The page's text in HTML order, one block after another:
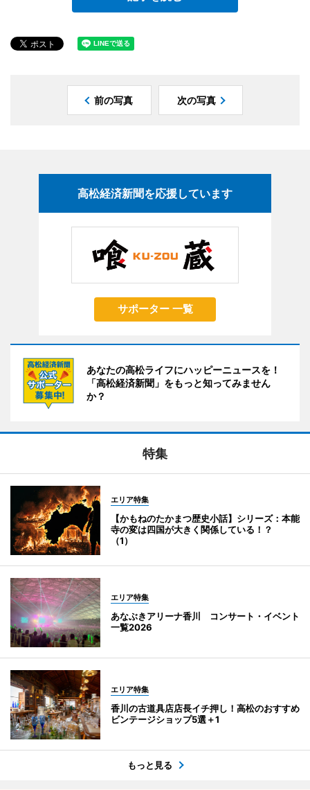
前の写真 次の写真
高松経済新聞を応援しています
サポーター 一覧
あなたの高松ライフにハッピーニュースを！
「高松経済新聞」をもっと知ってみません
か？
特集
エリア特集
【かもねのたかまつ歴史小話】シリーズ：本能
寺の変は四国が大きく関係している！？
（1）
エリア特集
あなぶきアリーナ香川 コンサート・イベント
一覧2026
エリア特集
香川の古道具店店長イチ押し！高松のおすすめ
ビンテージショップ5選＋1
もっと見る